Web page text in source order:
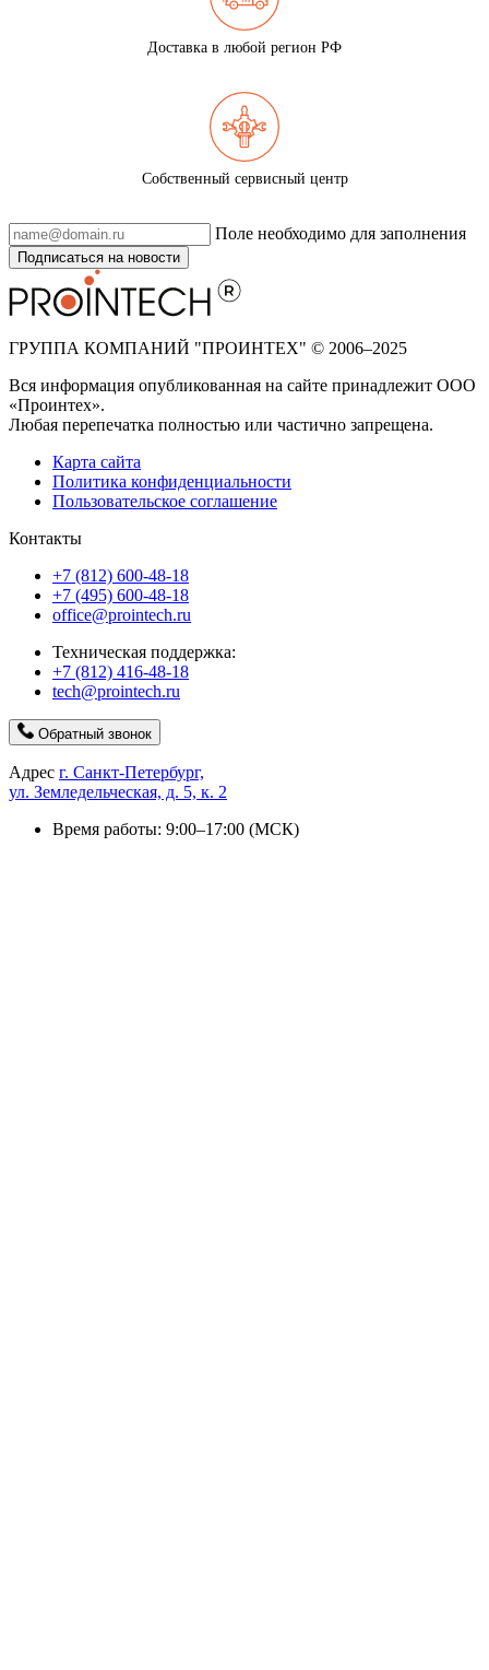
Доставка в любой регион РФ
Собственный сервисный центр
Поле необходимо для заполнения
Подписаться на новости
ГРУППА КОМПАНИЙ "ПРОИНТЕХ" © 2006–2025
Вся информация опубликованная на сайте принадлежит ООО
«Проинтех».
Любая перепечатка полностью или частично запрещена.
Карта сайта
Политика конфиденциальности
Пользовательское соглашение
Контакты
+7 (812) 600-48-18
+7 (495) 600-48-18
office@prointech.ru
Техническая поддержка:
+7 (812) 416-48-18
tech@prointech.ru
Обратный звонок
Адрес г. Санкт-Петербург,
ул. Земледельческая, д. 5, к. 2
Время работы: 9:00–17:00 (МСК)